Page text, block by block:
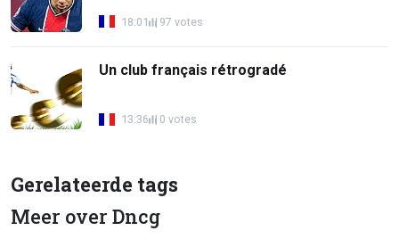
18:01 97 votes
Un club français rétrogradé
13:36 0 votes
Gerelateerde tags
Meer over Dncg